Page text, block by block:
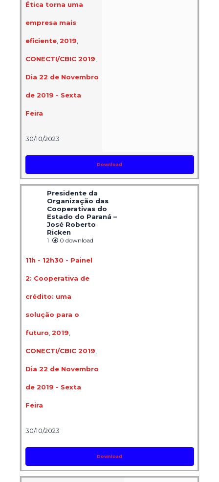
Ética torna uma
empresa mais
eficiente, 2019
CONECTI/CBIC 2019
Dia 22 de Novembro
de 2019 - Sexta
Feira
30/10/2023
Download
Presidente da
Organização das
Cooperativas do
Estado do Paraná –
José Roberto
Ricken
1 0 download
11h - 12h30 - Painel
2: Cooperativa de
crédito: uma
solução para o
futuro 2019
CONECTI/CBIC 2019
Dia 22 de Novembro
de 2019 - Sexta
Feira
30/10/2023
Download